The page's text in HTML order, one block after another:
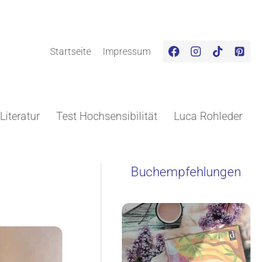
Startseite Impressum
Literatur Test Hochsensibilität Luca Rohleder
Buchempfehlungen